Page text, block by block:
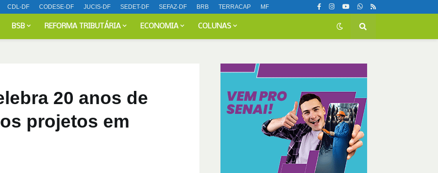
CDL-DF CODESE-DF JUCIS-DF SEDET-DF SEFAZ-DF BRB TERRACAP MF
BSB REFORMA TRIBUTÁRIA ECONOMIA COLUNAS
20 anos de
projetos em